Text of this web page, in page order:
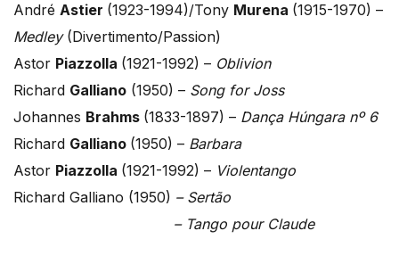
André Astier (1923-1994)/Tony Murena (1915-1970) –
Medley(Divertimento/Passion)
Astor Piazzolla (1921-1992) – Oblivion
Richard Galliano (1950) – Song for Joss
Johannes Brahms (1833-1897) – Dança Húngara nº 6
Richard Galliano (1950) – Barbara
Astor Piazzolla (1921-1992) – Violentango
Richard Galliano (1950) – Sertão
– Tango pour Claude